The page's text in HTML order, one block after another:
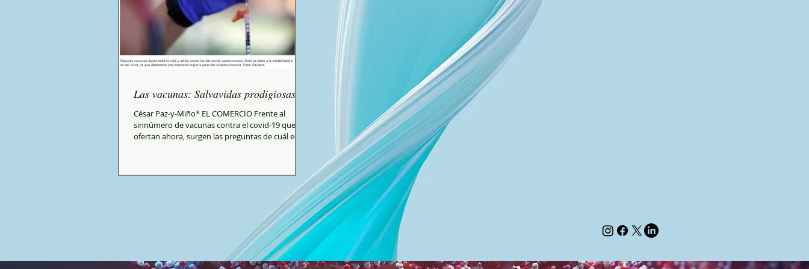
Las vacunas: Salvavidas prodigiosas
César Paz-y-Miño* EL COMERCIO Frente al
sinnúmero de vacunas contra el covid-19 que se
ofertan ahora, surgen las preguntas de cuál es